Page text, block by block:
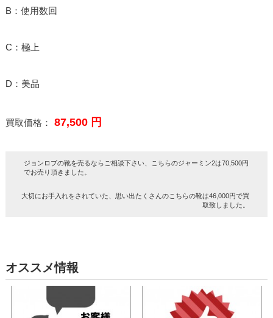
B：使用数回
C：極上
D：美品
買取価格： 87,500 円
ジョンロブの靴を売るならご相談下さい、こちらのジャーミン2は70,500円
でお売り頂きました。
大切にお手入れをされていた、思い出たくさんのこちらの靴は46,000円で買
取致しました。
オススメ情報